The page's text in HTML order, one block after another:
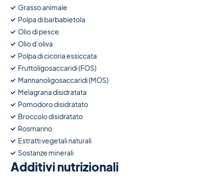
Grasso animale
Polpa di barbabietola
Olio di pesce
Olio d’oliva
Polpa di cicoria essiccata
Fruttoligosaccaridi (FOS)
Mannanoligosaccaridi (MOS)
Melagrana disidratata
Pomodoro disidratato
Broccolo disidratato
Rosmarino
Estratti vegetali naturali
Sostanze minerali
Additivi nutrizionali